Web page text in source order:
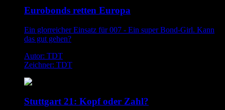
Eurobonds retten Europa
Ein glorreicher Einsatz für 007 - Ein super Bond-Girl. Kann
das gut gehen?
Autor: TDT
Zeichner: TDT
Stuttgart 21: Kopf oder Zahl?